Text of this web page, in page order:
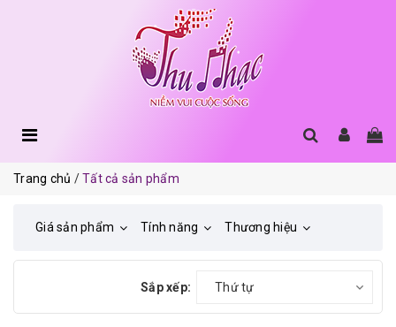
Trang chủ Tất cả sản phẩm
Giá sản phẩm Tính năng Thương hiệu
Sắp xếp: Thứ tự